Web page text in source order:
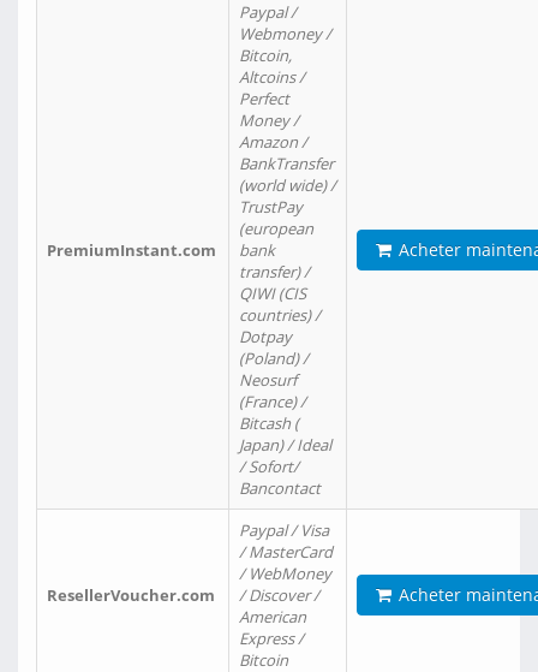
PremiumInstant.com
Paypal /
Webmoney /
Bitcoin,
Altcoins /
Perfect
Money /
Amazon /
BankTransfer
(world wide) /
TrustPay
(european
bank
transfer) /
QIWI (CIS
countries) /
Dotpay
(Poland) /
Neosurf
(France) /
Bitcash (
Japan) / Ideal
/ Sofort/
Bancontact
Acheter
ResellerVoucher.com
Paypal / Visa
/ MasterCard
/ WebMoney
/ Discover /
American
Express /
Bitcoin
Acheter